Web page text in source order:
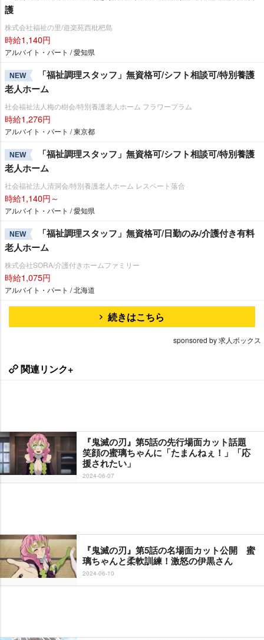
護
株式会社福祉の里/遊楽苑西枇杷島
時給1,140円
アルバイト・パート / 愛知県
NEW
「福祉調理スタッフ」無資格可/シフト相談可/特別養護
老人ホーム
社会福祉法人梅の樹会/特別養護老人ホーム フラワープラム
時給1,276円
アルバイト・パート / 東京都
NEW
「福祉調理スタッフ」無資格可/シフト相談可/特別養護
老人ホーム
社会福祉法人清洞会/特別養護老人ホーム レスペート落合
時給1,140円～
アルバイト・パート / 愛知県
NEW
「福祉調理スタッフ」無資格可/日勤のみ/介護付き有料
老人ホーム
株式会社SORA/介護付きホームファミリー
時給1,075円
アルバイト・パート / 北海道
続きはこちら
sponsored by 求人ボックス
関連リンク+
『鬼滅の刃』第5話の先行場面カット話題
笑顔の蜜璃ちゃんに「たまんねぇ！」「応
援されたい」
2024-06-07
『鬼滅の刃』第5話の名場面カット公開 蜜
璃ちゃんと柔軟訓練！激怒の伊黒さん
2024-06-10